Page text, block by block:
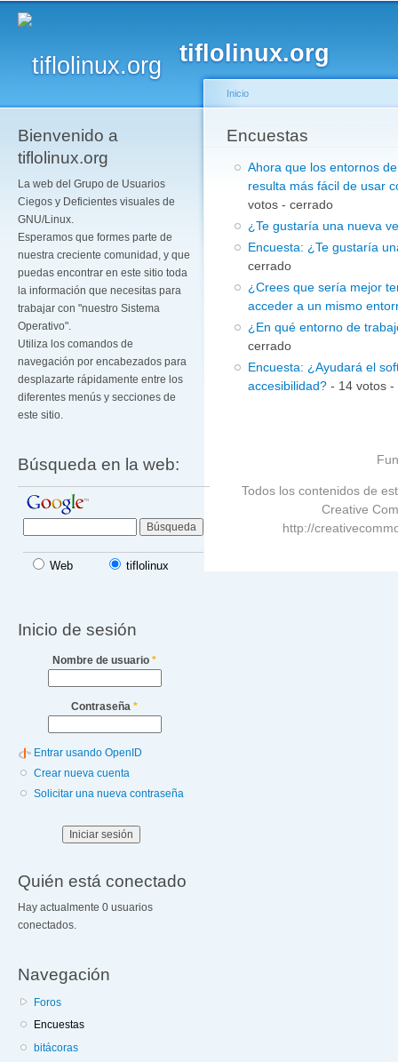
tiflolinux.org
Bienvenido a
tiflolinux.org
La web del Grupo de Usuarios
Ciegos y Deficientes visuales de
GNU/Linux.
Esperamos que formes parte de
nuestra creciente comunidad, y que
puedas encontrar en este sitio toda
la información que necesitas para
trabajar con "nuestro Sistema
Operativo".
Utiliza los comandos de
navegación por encabezados para
desplazarte rápidamente entre los
diferentes menús y secciones de
este sitio.
Búsqueda en la web:
Web tiflolinux
Inicio de sesión
Nombre de usuario *
Contraseña *
Entrar usando OpenID
Crear nueva cuenta
Solicitar una nueva contraseña
Quién está conectado
Hay actualmente 0 usuarios
conectados.
Navegación
Foros
Encuestas
bitácoras
Se encuentra usted
Inicio
Encuestas
Ahora que los entornos
resulta más fácil de usar
votos - cerrado
¿Te gustaría una nueva
Encuesta: ¿Te gustaría
cerrado
¿Crees que sería mejor
acceder a un mismo
¿En qué entorno de
cerrado
Encuesta: ¿Ayudará el
accesibilidad? - 14 votos -
Todos los contenidos de
Creative
http://